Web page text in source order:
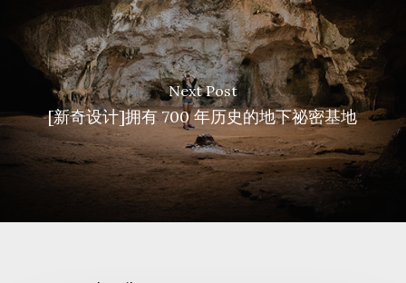
Next Post
[新奇设计]拥有 700 年历史的地下祕密基地